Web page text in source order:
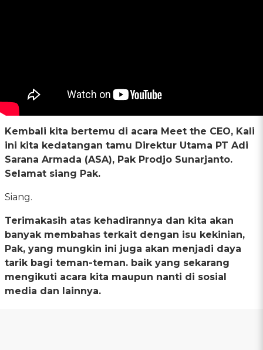
Kembali kita bertemu di acara Meet the CEO, Kali
ini kita kedatangan tamu Direktur Utama PT Adi
Sarana Armada (ASA), Pak Prodjo Sunarjanto.
Selamat siang Pak.
Siang.
Terimakasih atas kehadirannya dan kita akan
banyak membahas terkait dengan isu kekinian,
Pak, yang mungkin ini juga akan menjadi daya
tarik bagi teman-teman. baik yang sekarang
mengikuti acara kita maupun nanti di sosial
media dan lainnya.